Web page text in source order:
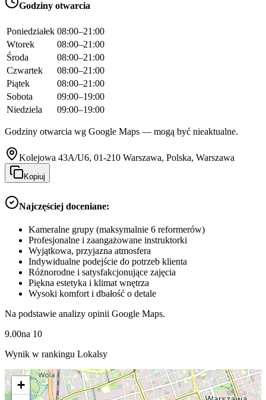
Godziny otwarcia
Poniedziałek 08:00–21:00
Wtorek
08:00–21:00
Środa
08:00–21:00
Czwartek
08:00–21:00
Piątek
08:00–21:00
Sobota
09:00–19:00
Niedziela
09:00–19:00
Godziny otwarcia wg Google Maps — mogą być nieaktualne.
Kolejowa 43A/U6, 01-210 Warszawa, Polska, Warszawa
Kopiuj
Najczęściej doceniane:
Kameralne grupy (maksymalnie 6 reformerów)
Profesjonalne i zaangażowane instruktorki
Wyjątkowa, przyjazna atmosfera
Indywidualne podejście do potrzeb klienta
Różnorodne i satysfakcjonujące zajęcia
Piękna estetyka i klimat wnętrza
Wysoki komfort i dbałość o detale
Na podstawie analizy opinii Google Maps.
9.00na 10
Wynik w rankingu Lokalsy
+